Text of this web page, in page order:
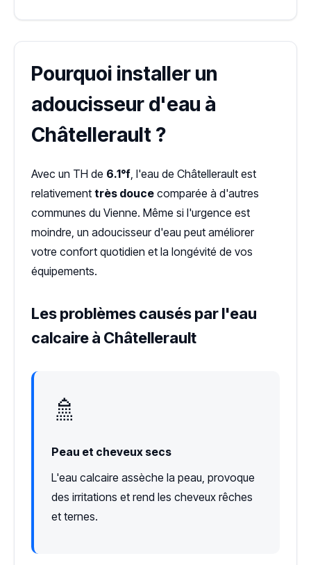
Pourquoi installer un
adoucisseur d'eau à
Châtellerault ?
Avec un TH de 6.1°f, l'eau de Châtellerault est
relativement très douce comparée à d'autres
communes du Vienne. Même si l'urgence est
moindre, un adoucisseur d'eau peut améliorer
votre confort quotidien et la longévité de vos
équipements.
Les problèmes causés par l'eau
calcaire à Châtellerault
🚿
Peau et cheveux secs
L'eau calcaire assèche la peau, provoque
des irritations et rend les cheveux rêches
et ternes.